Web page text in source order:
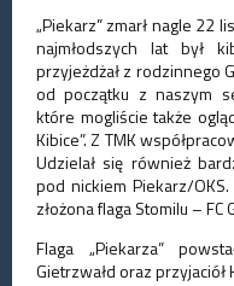
„Piekarz” zmarł nagle 22
najmłodszych lat był
przyjeżdżał z rodzinnego
od początku z naszym
które mogliście także
Kibice”. Z TMK
Udzielał się również
pod nickiem Piekarz/
złożona flaga Stomilu – FC
Flaga „Piekarza”
Gietrzwałd oraz przyjaciół